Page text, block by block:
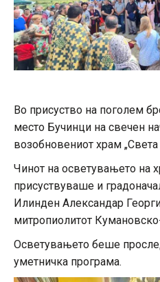
Во присуство на поголем
место Бучинци на свечен
возобновениот храм „Света
Чинот на осветувањето на
присуствуваше и
Илинден Александар
митропиолитот
Осветувањето беше
уметничка програма.